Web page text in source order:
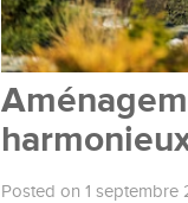
Posted on 1 septembre